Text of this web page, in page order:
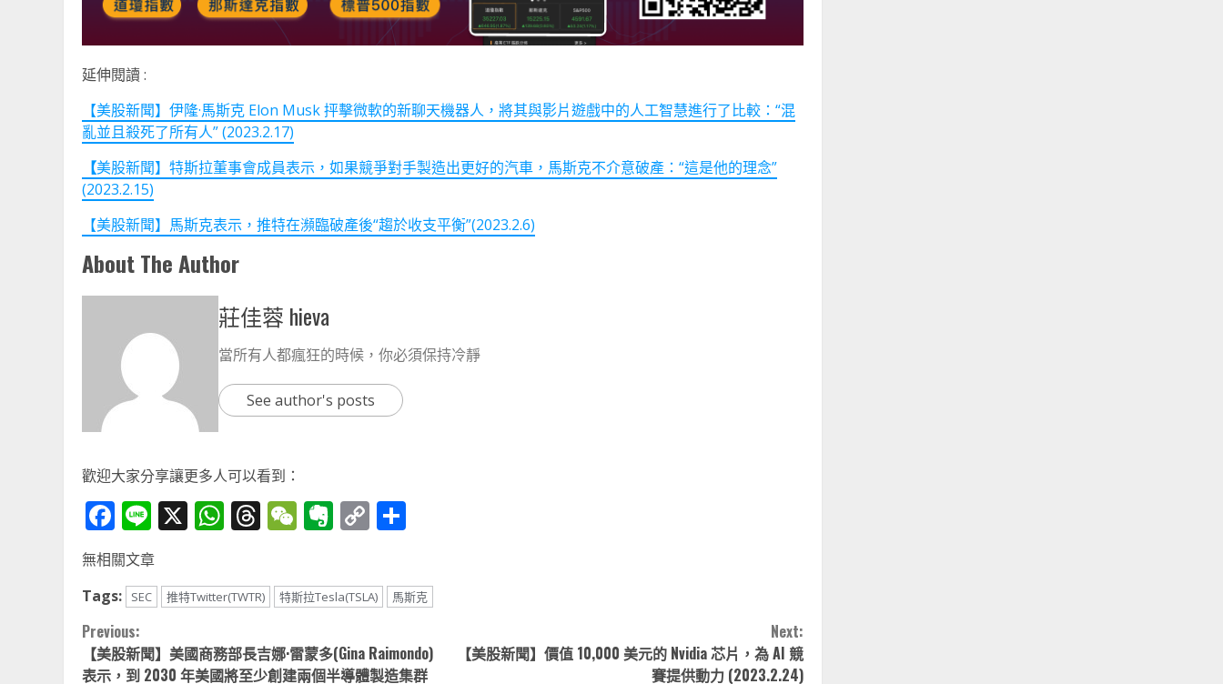
延伸閱讀 :
【美股新聞】伊隆·馬斯克 Elon Musk 抨擊微軟的新聊天機器人，將其與影片遊戲中的人工智慧進行了比較：“混
亂並且殺死了所有人” (2023.2.17)
【美股新聞】特斯拉董事會成員表示，如果競爭對手製造出更好的汽車，馬斯克不介意破產：“這是他的理念”
(2023.2.15)
【美股新聞】馬斯克表示，推特在瀕臨破產後“趨於收支平衡”(2023.2.6)
About The Author
莊佳蓉 hieva
當所有人都瘋狂的時候，你必須保持冷靜
See author's posts
歡迎大家分享讓更多人可以看到：
Facebook
Line
X WhatsApp
Threads
WeChat
Evernote
Copy
無相關文章
Tags:
SEC 推特Twitter(TWTR) 特斯拉Tesla(TSLA) 馬斯克
Continue
Reading
Previous:
【美股新聞】美國商務部長吉娜·雷蒙多(Gina Raimondo)
表示，到 2030 年美國將至少創建兩個半導體製造集群
Next:
【美股新聞】價值 10,000 美元的 Nvidia 芯片，為 AI 競
賽提供動力 (2023.2.24)